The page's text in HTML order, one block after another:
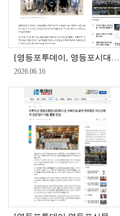
2026.06.16